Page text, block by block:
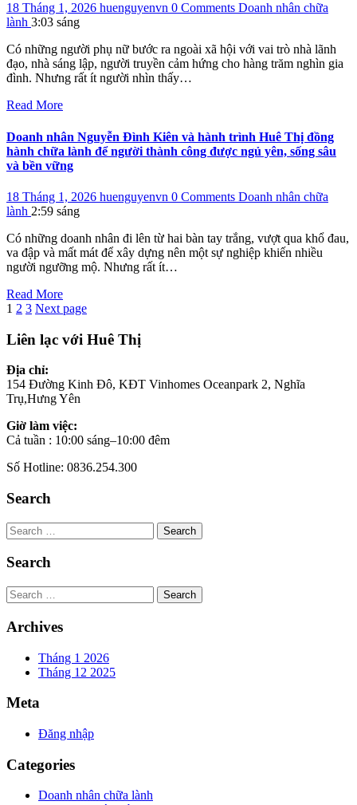
18 Tháng 1, 2026 huenguyenvn 0 Comments Doanh nhân chữa
lành 3:03 sáng
Có những người phụ nữ bước ra ngoài xã hội với vai trò nhà lãnh
đạo, nhà sáng lập, người truyền cảm hứng cho hàng trăm nghìn gia
đình. Nhưng rất ít người nhìn thấy…
Read More
Doanh nhân Nguyễn Đình Kiên và hành trình Huê Thị đồng
hành chữa lành để người thành công được ngủ yên, sống sâu
và bền vững
18 Tháng 1, 2026 huenguyenvn 0 Comments Doanh nhân chữa
lành 2:59 sáng
Có những doanh nhân đi lên từ hai bàn tay trắng, vượt qua khổ đau,
va đập và mất mát để xây dựng nên một sự nghiệp khiến nhiều
người ngưỡng mộ. Nhưng rất ít…
Read More
Phân
trang
viết
Page
1 Page
2 Page
3 Next page
Liên lạc với Huê Thị
Địa chỉ:
154 Đường Kinh Đô, KĐT Vinhomes Oceanpark 2, Nghĩa
Trụ,Hưng Yên
Giờ làm việc:
Cả tuần : 10:00 sáng–10:00 đêm
Số Hotline: 0836.254.300
Search
Search
Search
Search
Archives
Tháng 1 2026
Tháng 12 2025
Meta
Đăng nhập
Categories
Doanh nhân chữa lành